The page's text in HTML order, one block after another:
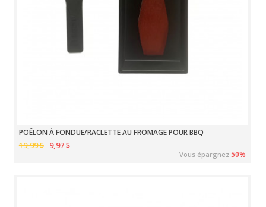
POÊLON À FONDUE/RACLETTE AU FROMAGE POUR BBQ
19,99 $ 9,97 $
Vous épargnez50%